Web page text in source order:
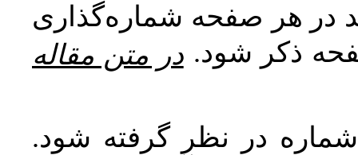
در هر صفحه شماره‌گذاری
ذکر شود. در متن مقاله
در نظر گرفته شود.